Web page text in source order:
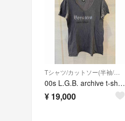
Tシャツ/カットソー(半袖/袖なし)
00s L.G.B. archive t-shirt tシャツ voyager
¥ 19,000